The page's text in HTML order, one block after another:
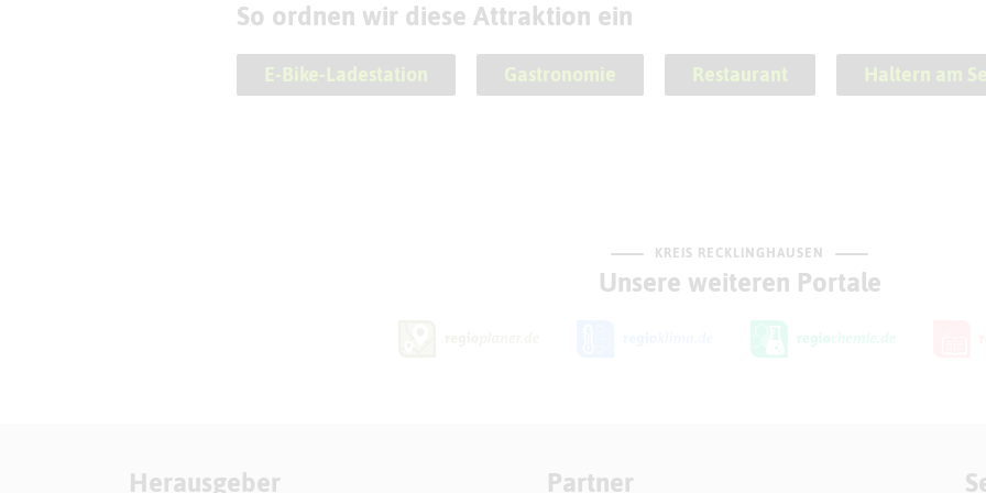
So ordnen wir diese Attraktion ein
E-Bike-Ladestation Gastronomie Restaurant Haltern am
KREIS RECKLINGHAUSEN
Unsere weiteren Portale
Herausgeber Partner